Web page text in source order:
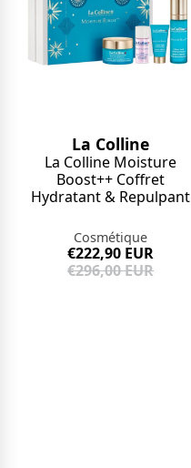
La Colline
La Colline Moisture
Boost++ Coffret
Hydratant & Repulpant
Cosmétique
€222,90 EUR
€296,00 EUR